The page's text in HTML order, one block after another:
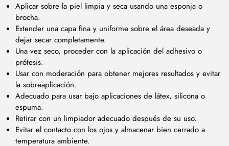
Aplicar sobre la piel limpia y seca usando una esponja o
brocha.
Extender una capa fina y uniforme sobre el área deseada y
dejar secar completamente.
Una vez seco, proceder con la aplicación del adhesivo o
prótesis.
Usar con moderación para obtener mejores resultados y evitar
la sobreaplicación.
Adecuado para usar bajo aplicaciones de látex, silicona o
espuma.
Retirar con un limpiador adecuado después de su uso.
Evitar el contacto con los ojos y almacenar bien cerrado a
temperatura ambiente.